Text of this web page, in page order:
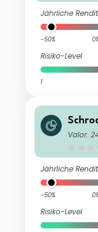
Jährliche
-50%
Risiko-Level
1
d
Valor:
Jährliche
-50%
Risiko-Level